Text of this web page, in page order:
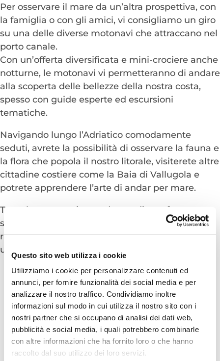
Questo sito web utilizza i cookie
Utilizziamo i cookie per personalizzare contenuti ed
annunci, per fornire funzionalità dei social media e per
analizzare il nostro traffico. Condividiamo inoltre
informazioni sul modo in cui utilizza il nostro sito con i
nostri partner che si occupano di analisi dei dati web,
pubblicità e social media, i quali potrebbero combinarle
con altre informazioni che ha fornito loro o che hanno
raccolto dal suo utilizzo dei loro servizi.
Per osservare il mare da un’altra prospettiva, con
la famiglia o con gli amici, vi consigliamo un giro
su una delle diverse motonavi che attraccano nel
porto canale.
Con un’offerta diversificata e mini-crociere anche
notturne, le motonavi vi permetteranno di andare
alla scoperta delle bellezze della nostra costa,
spesso con guide esperte ed escursioni
tematiche.
Navigando lungo l’Adriatico comodamente
seduti, avrete la possibilità di osservare la fauna e
la flora che popola il nostro litorale, visiterete altre
cittadine costiere come la Baia di Vallugola e
potrete apprendere l’arte di andar per mare.
Tutte le motonavi sono dotate di comfort e
servizi, come gustose merende romagnole a
ritmo di musica, per regalarvi un’esperienza
unica e verace.
SCOPRI ALTRI ITINERARI